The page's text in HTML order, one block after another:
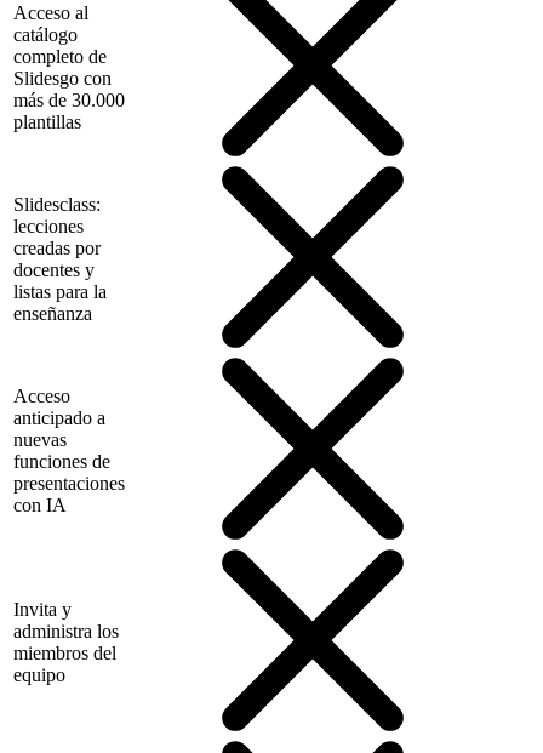
Acceso al
catálogo
completo de
Slidesgo con
más de 30.000
plantillas
Slidesclass:
lecciones
creadas por
docentes y
listas para la
enseñanza
Acceso
anticipado a
nuevas
funciones de
presentaciones
con IA
Invita y
administra los
miembros del
equipo